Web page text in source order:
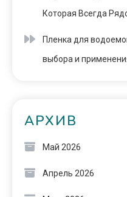
Которая Всегда
Пленка для
выбора и
АРХИВ
Май 2026
Апрель 2026